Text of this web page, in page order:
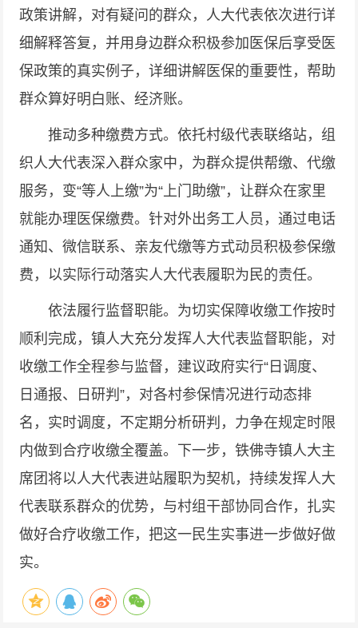
政策讲解，对有疑问的群众，人大代表依次进行详
细解释答复，并用身边群众积极参加医保后享受医
保政策的真实例子，详细讲解医保的重要性，帮助
群众算好明白账、经济账。
推动多种缴费方式。依托村级代表联络站，组
织人大代表深入群众家中，为群众提供帮缴、代缴
服务，变“等人上缴”为“上门助缴”，让群众在家里
就能办理医保缴费。针对外出务工人员，通过电话
通知、微信联系、亲友代缴等方式动员积极参保缴
费，以实际行动落实人大代表履职为民的责任。
依法履行监督职能。为切实保障收缴工作按时
顺利完成，镇人大充分发挥人大代表监督职能，对
收缴工作全程参与监督，建议政府实行“日调度、
日通报、日研判”，对各村参保情况进行动态排
名，实时调度，不定期分析研判，力争在规定时限
内做到合疗收缴全覆盖。下一步，铁佛寺镇人大主
席团将以人大代表进站履职为契机，持续发挥人大
代表联系群众的优势，与村组干部协同合作，扎实
做好合疗收缴工作，把这一民生实事进一步做好做
实。